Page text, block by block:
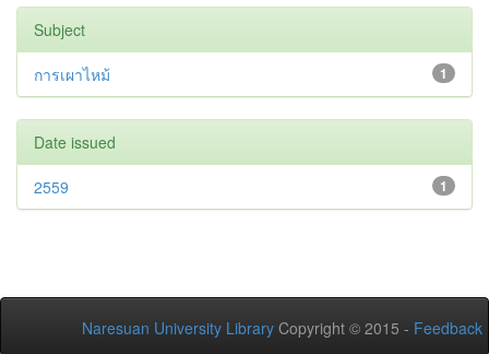
Subject
1
การเผาไหม้
Date issued
1
2559
Naresuan University Library Copyright © 2015 - Feedback